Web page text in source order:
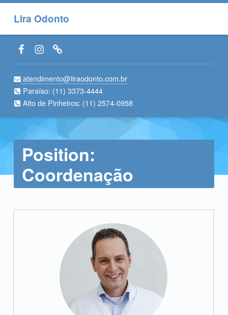
Lira Odonto
Facebook LiraOdonto
Instagram LiraOdonto
Site LiraOdonto
atendimento@liraodonto.com.br
Paraíso: (11) 3373-4444
Alto de Pinheiros: (11) 2574-0958
Position:
Coordenação